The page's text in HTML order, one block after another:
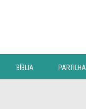
BÍBLIA PARTILHA